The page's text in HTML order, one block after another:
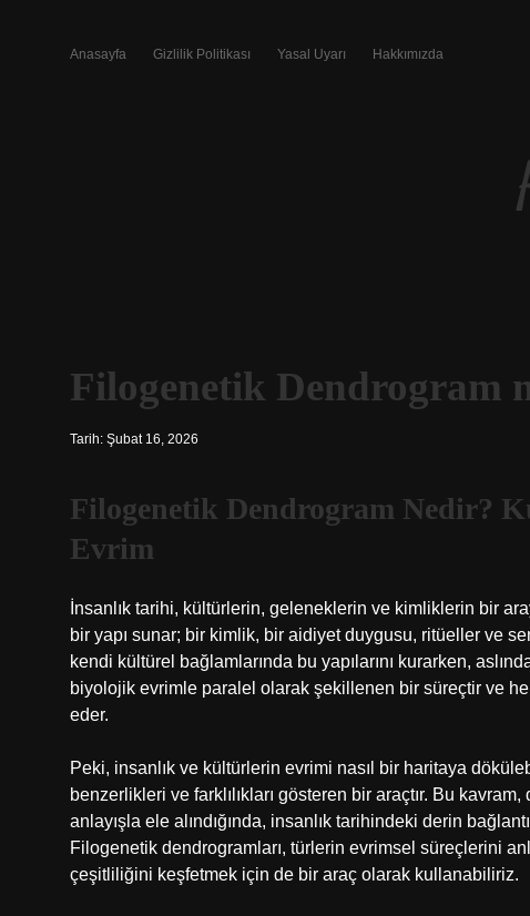
Anasayfa Gizlilik Politikası Yasal Uyarı Hakkımızda
Filogenetik Dendrogram
Tarih: Şubat 16, 2026
Filogenetik Dendrogram Nedir?
Evrim
İnsanlık tarihi, kültürlerin, geleneklerin ve kimliklerin bir
bir yapı sunar; bir kimlik, bir aidiyet duygusu, ritüeller ve
kendi kültürel bağlamlarında bu yapılarını kurarken,
biyolojik evrimle paralel olarak şekillenen bir süreçtir ve
eder.
Peki, insanlık ve kültürlerin evrimi nasıl bir haritaya
benzerlikleri ve farklılıkları gösteren bir araçtır. Bu
anlayışla ele alındığında, insanlık tarihindeki derin
Filogenetik dendrogramları, türlerin evrimsel süreçlerini
çeşitliliğini keşfetmek için de bir araç olarak kullanabiliriz.